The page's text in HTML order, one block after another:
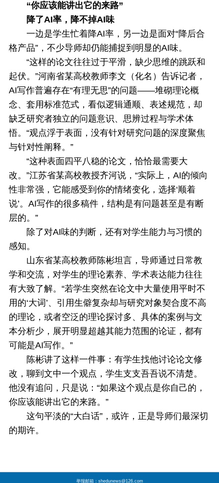
“你应该能讲出它的来路”
降了AI率，降不掉AI味
一边是学生忙着降AI率，另一边是面对“降后合
格产品”，不少导师却仍能捕捉到明显的AI味。
“这样的论文往往过于平滑，缺少思维的跳跃和
起伏。”河南省某高校教师李文（化名）告诉记者，
AI写作普遍存在“有理无思”的问题——堆砌理论概
念、套用标准范式，看似逻辑通顺、表述规范，却
缺乏研究者独立的问题意识、思辨过程与学术体
悟。“观点浮于表面，没有针对研究问题的深度聚焦
与针对性阐释。”
“这种表面四平八稳的论文，恰恰最需要大
改。”江苏省某高校教授齐河说，“实际上，AI的倾向
性非常强，它能感受到你的情绪变化，选择‘顺着
说’。AI写作的很多稿件，结构是有问题甚至是有断
层的。”
除了对AI味的判断，还有对学生能力与习惯的
感知。
山东省某高校教师陈彬坦言，导师通过日常教
学和交流，对学生的理论素养、学术表达能力往往
有大致了解。“若学生突然在论文中大量使用平时不
用的‘大词’、引用生僻复杂却与研究对象契合度不高
的理论，或者空泛的理论探讨多、具体的案例与文
本分析少，展开明显超越其能力范围的论证，都有
可能是AI写作。”
陈彬讲了这样一件事：有学生找他讨论论文修
改，聊到文中一个观点，学生支支吾吾说不清楚。
他没有追问，只是说：“如果这个观点是你自己的，
你应该能讲出它的来路。”
这句平淡的“大白话”，或许，正是导师们最深切
的期许。
举报邮箱：shedunews@126.com